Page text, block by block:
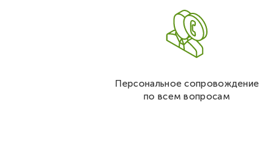
Персональное сопровождение
по всем вопросам